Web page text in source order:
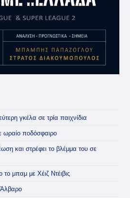
γκέλα σε τρία παιχνίδια
ποδόσφαιρο
και στρέφει το βλέμμα του σε
μπαμ με Χέιζ Ντέιβις
Άλβαρο